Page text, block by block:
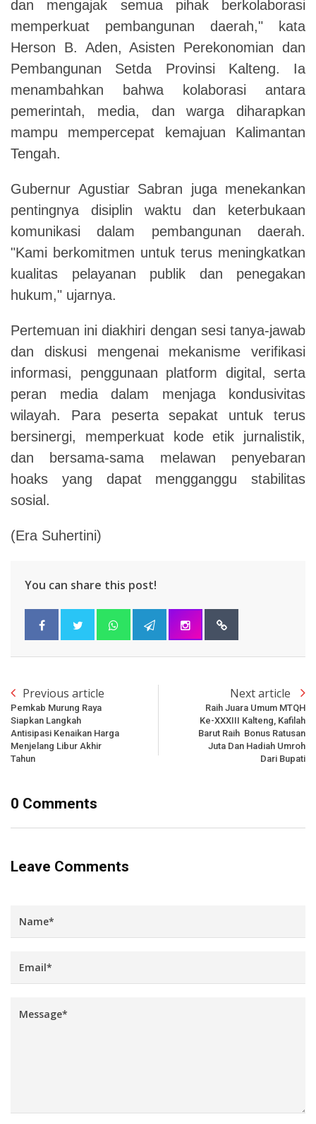
dan mengajak semua pihak berkolaborasi
memperkuat pembangunan daerah," kata
Herson B. Aden, Asisten Perekonomian dan
Pembangunan Setda Provinsi Kalteng. Ia
menambahkan bahwa kolaborasi antara
pemerintah, media, dan warga diharapkan
mampu mempercepat kemajuan Kalimantan
Tengah.
Gubernur Agustiar Sabran juga menekankan
pentingnya disiplin waktu dan keterbukaan
komunikasi dalam pembangunan daerah.
"Kami berkomitmen untuk terus meningkatkan
kualitas pelayanan publik dan penegakan
hukum," ujarnya.
Pertemuan ini diakhiri dengan sesi tanya-jawab
dan diskusi mengenai mekanisme verifikasi
informasi, penggunaan platform digital, serta
peran media dalam menjaga kondusivitas
wilayah. Para peserta sepakat untuk terus
bersinergi, memperkuat kode etik jurnalistik,
dan bersama-sama melawan penyebaran
hoaks yang dapat mengganggu stabilitas
sosial.
(Era Suhertini)
You can share this post!
Previous article
Pemkab Murung Raya
Siapkan Langkah
Antisipasi Kenaikan Harga
Menjelang Libur Akhir
Tahun
Next article
Raih Juara Umum MTQH
Ke-XXXIII Kalteng, Kafilah
Barut Raih Bonus Ratusan
Juta Dan Hadiah Umroh
Dari Bupati
0 Comments
Leave Comments